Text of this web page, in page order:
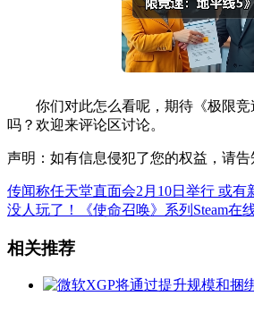
你们对此怎么看呢，期待《极限
吗？欢迎来评论区讨论。
声明：如有信息侵犯了您的权益，请告
传闻称任天堂直面会2月10日举行 或有
没人玩了！《使命召唤》系列Steam在
相关推荐